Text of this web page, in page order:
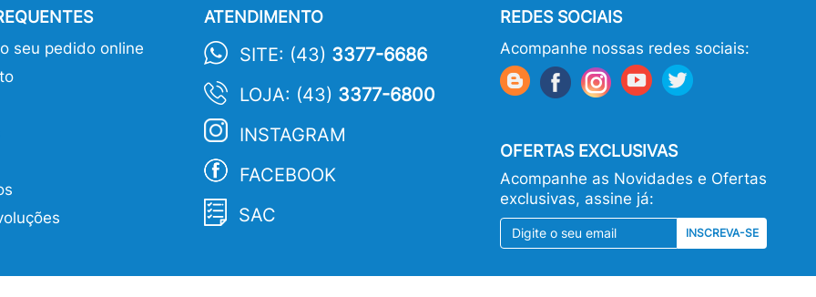
seu pedido online
ATENDIMENTO
SITE: (43) 3377-6686
LOJA: (43) 3377-6800
INSTAGRAM
FACEBOOK
SAC
REDES SOCIAIS
Acompanhe nossas redes sociais:
OFERTAS EXCLUSIVAS
Acompanhe as Novidades e Ofertas
exclusivas, assine já:
INSCREVA-SE